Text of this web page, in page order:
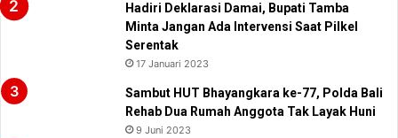
Hadiri Deklarasi Damai, Bupati Tamba
Minta Jangan Ada Intervensi Saat Pilkel
Serentak
17 Januari 2023
Sambut HUT Bhayangkara ke-77, Polda Bali
Rehab Dua Rumah Anggota Tak Layak Huni
9 Juni 2023